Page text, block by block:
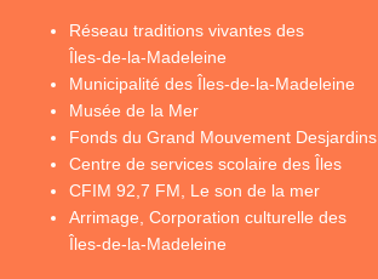
Réseau traditions vivantes des
Îles-de-la-Madeleine
Municipalité des Îles-de-la-Madeleine
Musée de la Mer
Fonds du Grand Mouvement Desjardins
Centre de services scolaire des Îles
CFIM 92,7 FM, Le son de la mer
Arrimage, Corporation culturelle des
Îles-de-la-Madeleine